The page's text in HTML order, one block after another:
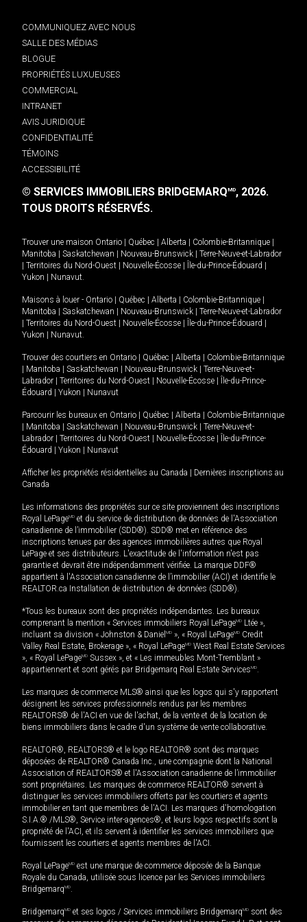
COMMUNIQUEZ AVEC NOUS
SALLE DES MÉDIAS
BLOGUE
PROPRIÉTÉS LUXUEUSES
COMMERCIAL
INTRANET
AVIS JURIDIQUE
CONFIDENTIALITÉ
TÉMOINS
ACCESSIBILITÉ
© SERVICES IMMOBILIERS BRIDGEMARQMD, 2026.
TOUS DROITS RÉSERVÉS.
Trouver une maison Ontario Québec Alberta Colombie-Britannique
Manitoba
Saskatchewan Nouveau-Brunswick
Terre-Neuve-et-Labrador
Territoires du Nord-Ouest Nouvelle-Écosse Île-du-Prince-Édouard
Yukon
Nunavut.
Maisons à louer - Ontario Québec Alberta Colombie-Britannique
Manitoba
Saskatchewan Nouveau-Brunswick
Terre-Neuve-et-Labrador
Territoires du Nord-Ouest Nouvelle-Écosse Île-du-Prince-Édouard
Yukon
Nunavut.
Trouver des courtiers en Ontario Québec Alberta
Colombie-Britannique
Manitoba Saskatchewan Nouveau-Brunswick
Terre-Neuve-et-
Labrador
Territoires du Nord-Ouest Nouvelle-Écosse
Île-du-Prince-
Édouard
Yukon Nunavut
Parcourir les bureaux en Ontario Québec Alberta
Colombie-Britannique
Manitoba Saskatchewan Nouveau-Brunswick
Terre-Neuve-et-
Labrador
Territoires du Nord-Ouest Nouvelle-Écosse
Île-du-Prince-
Édouard
Yukon Nunavut
Afficher les propriétés résidentielles au Canada
Dernières inscriptions au
Canada
Les informations des propriétés sur ce site proviennent des inscriptions
Royal LePageMD et du service de distribution de données de l'Association
canadienne de l’immobilier (SDD®). SDD® met en référence des
inscriptions tenues par des agences immobilières autres que Royal
LePage et ses distributeurs. L'exactitude de l'information n'est pas
garantie et devrait être indépendamment vérifiée. La marque DDF®
appartient à l'Association canadienne de l’immobilier (ACI) et identifie le
REALTOR.ca Installation de distribution de données (SDD®).
*Tous les bureaux sont des propriétés indépendantes. Les bureaux
comprenant la mention « Services immobiliers Royal LePageMD Ltée »,
incluant sa division « Johnston & Daniel MD », « Royal LePageMD Credit
Valley Real Estate, Brokerage », « Royal LePageMD West Real Estate Services
», « Royal LePageMD Sussex », et « Les immeubles Mont-Tremblant »
appartiennent et sont gérés par Bridgemarq Real Estate ServicesMD.
Les marques de commerce MLS® ainsi que les logos qui s'y rapportent
désignent les services professionnels rendus par les membres
REALTORS® de l'ACI en vue de l'achat, de la vente et de la location de
biens immobiliers dans le cadre d'un système de vente collaborative.
REALTOR®, REALTORS® et le logo REALTOR® sont des marques
déposées de REALTOR® Canada Inc., une compagnie dont la National
Association of REALTORS® et l'Association canadienne de l’immobilier
sont propriétaires. Les marques de commerce REALTOR® servent à
distinguer les services immobiliers offerts par les courtiers et agents
immobilier en tant que membres de l'ACI. Les marques d'homologation
S.I.A.® /MLS®, Service inter-agences®, et leurs logos respectifs sont la
propriété de l'ACI, et ils servent à identifier les services immobiliers que
fournissent les courtiers et agents membres de l'ACI.
Royal LePageMD est une marque de commerce déposée de la Banque
Royale du Canada, utilisée sous licence par les Services immobiliers
BridgemarqMD.
BridgemarqMD et ses logos / Services immobiliers BridgemarqMD sont des